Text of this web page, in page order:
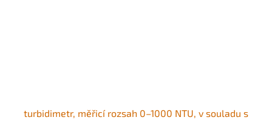
turbidimetr, měřicí rozsah 0–1000 NTU, v souladu s